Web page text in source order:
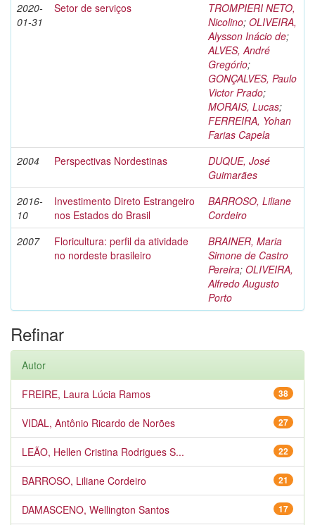
2020-
01-31
Setor de serviços
TROMPIERI NETO,
Nicolino; OLIVEIRA,
Alysson Inácio de;
ALVES, André
Gregório;
GONÇALVES, Paulo
Victor Prado;
MORAIS, Lucas;
FERREIRA, Yohan
Farias Capela
2004
Perspectivas Nordestinas
DUQUE, José
Guimarães
2016-
10
Investimento Direto Estrangeiro
nos Estados do Brasil
BARROSO, Liliane
Cordeiro
2007
Floricultura: perfil da atividade
no nordeste brasileiro
BRAINER, Maria
Simone de Castro
Pereira; OLIVEIRA,
Alfredo Augusto
Porto
Refinar
Autor
38
FREIRE, Laura Lúcia Ramos
27
VIDAL, Antônio Ricardo de Norões
22
LEÃO, Hellen Cristina Rodrigues S...
21
BARROSO, Liliane Cordeiro
17
DAMASCENO, Wellington Santos